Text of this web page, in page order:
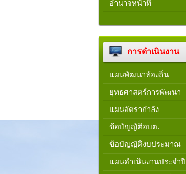
อำนาจหน้าที่
การดำเนินงาน
แผนพัฒนาท้องถิ่น
ยุทธศาสตร์การพัฒนา
แผนอัตรากำลัง
ข้อบัญญัติอบต.
ข้อบัญญัติงบประมาณ
แผนดำเนินงานประจำปี